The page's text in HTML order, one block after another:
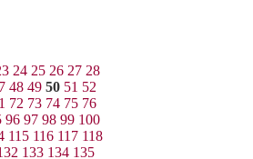
24 25 26 27 28
48 49 50 51 52
72 73 74 75 76
96 97 98 99 100
115 116 117 118
133 134 135